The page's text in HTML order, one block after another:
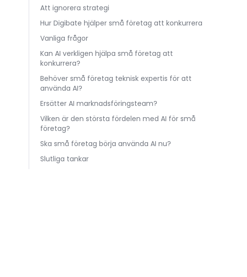
Att ignorera strategi
Hur Digibate hjälper små företag att konkurrera
Vanliga frågor
Kan AI verkligen hjälpa små företag att
konkurrera?
Behöver små företag teknisk expertis för att
använda AI?
Ersätter AI marknadsföringsteam?
Vilken är den största fördelen med AI för små
företag?
Ska små företag börja använda AI nu?
Slutliga tankar